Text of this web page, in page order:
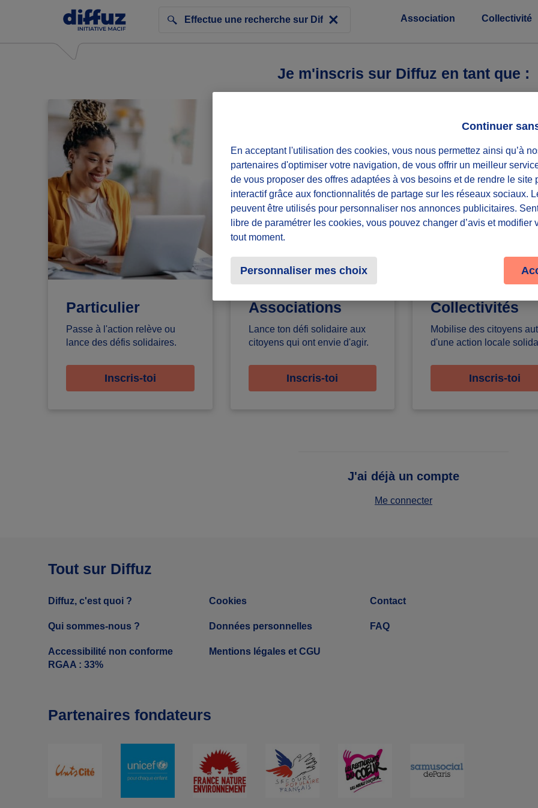
Association Collectivité
Je m'inscris sur Diffuz en tant que :
Particulier
Passe à l'action relève ou
lance des défis solidaires.
Inscris-toi
Associations
Lance ton défi solidaire aux
citoyens qui ont envie d'agir.
Inscris-toi
Collectivités
Mobilise des citoyens
d'une action locale
Inscris-toi
J'ai déjà un compte
Me connecter
Tout sur Diffuz
Diffuz, c'est quoi ?
Qui sommes-nous ?
Accessibilité non conforme
RGAA : 33%
Cookies
Données personnelles
Mentions légales et CGU
Contact
FAQ
Partenaires fondateurs
En acceptant l'utilisation des cookies, vous nous permettez ainsi qu’à
partenaires d'optimiser votre navigation, de vous offrir un meilleur
de vous proposer des offres adaptées à vos besoins et de rendre le site
interactif grâce aux fonctionnalités de partage sur les réseaux sociaux.
peuvent être utilisés pour personnaliser nos annonces publicitaires.
libre de paramétrer les cookies, vous pouvez changer d’avis et modifier
tout moment.
Personnaliser mes choix
Continuer